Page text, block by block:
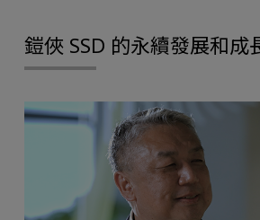
鎧俠 SSD 的永續發展和成